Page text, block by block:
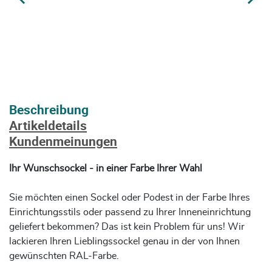
Beschreibung
Artikeldetails
Kundenmeinungen
Ihr Wunschsockel - in einer Farbe Ihrer Wahl
Sie möchten einen Sockel oder Podest in der Farbe Ihres
Einrichtungsstils oder passend zu Ihrer Inneneinrichtung
geliefert bekommen? Das ist kein Problem für uns! Wir
lackieren Ihren Lieblingssockel genau in der von Ihnen
gewünschten RAL-Farbe.